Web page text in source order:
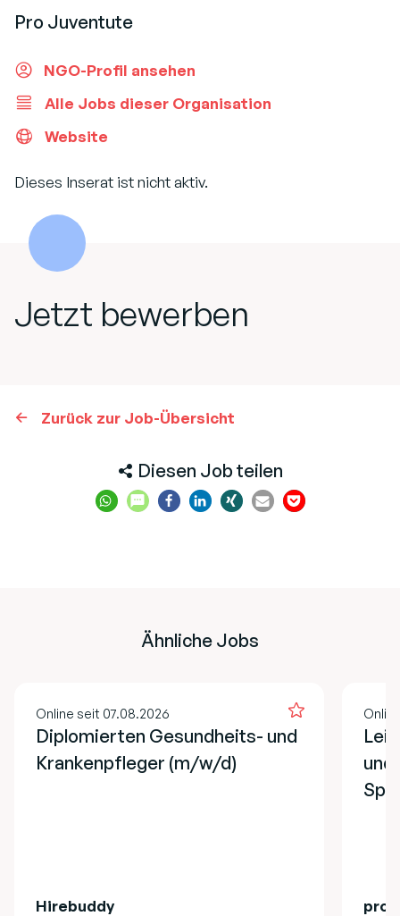
Pro Juventute
NGO-Profil ansehen
Alle Jobs dieser Organisation
Website
Dieses Inserat ist nicht aktiv.
Jetzt bewerben
Zurück zur Job-Übersicht
Diesen Job teilen
Ähnliche Jobs
Online seit 07.08.2026
Diplomierten Gesundheits- und
Krankenpfleger (m/w/d)
Hirebuddy
und
pro